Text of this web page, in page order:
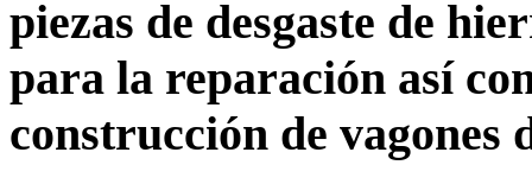
piezas de desgaste de
para la reparación así
construcción de vagones